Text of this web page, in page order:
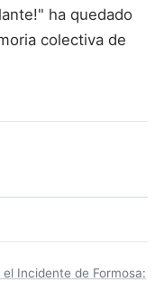
ha quedado
colectiva de
Incidente de Formosa: